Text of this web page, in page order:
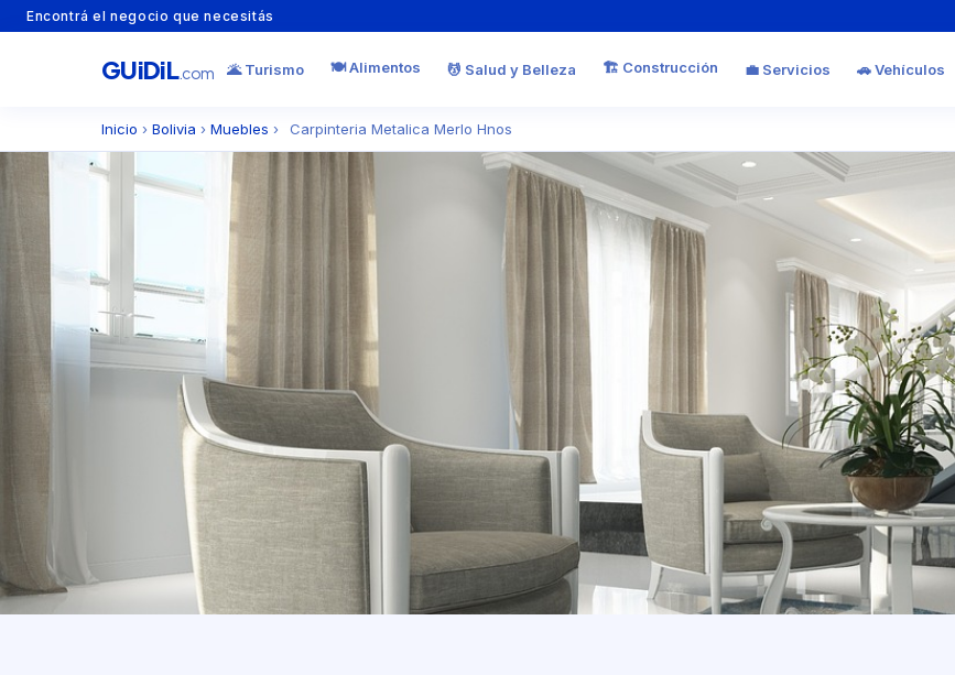
Encontrá el negocio que necesitás
GUiDiL.com 🌋 Turismo 🍽️ Alimentos 💆 Salud y Belleza 🏗️ Construcción 💼 Servicios 🚗 Vehículos
Inicio › Bolivia › Muebles › Carpinteria Metalica Merlo Hnos